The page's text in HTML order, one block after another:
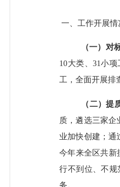
一、 工作开展情
（一） 对
10大类、31小
工，全面开展排
（二）提
质，遴选三家企
业加快创建；通
今年来全区共新
行不到位、不规
务。